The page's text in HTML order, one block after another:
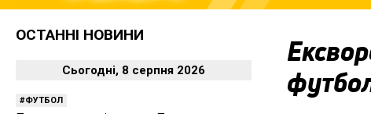
ОСТАННІ НОВИНИ
Сьогодні, 8 серпня 2026
ФУТБОЛ